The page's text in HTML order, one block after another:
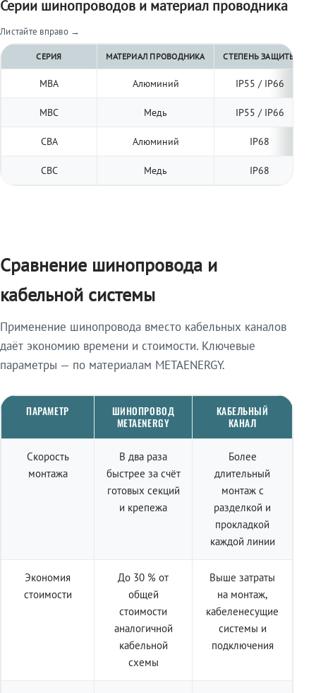
Серии шинопроводов и материал проводника
Листайте вправо →
СЕРИЯ МАТЕРИАЛ ПРОВОДНИКА СТЕПЕНЬ ЗАЩИТЫ
МВА Алюминий IP55 / IP66
МВС Медь IP55 / IP66
СВА Алюминий IP68
СВС Медь IP68
Сравнение шинопровода и
кабельной системы
Применение шинопровода вместо кабельных каналов
даёт экономию времени и стоимости. Ключевые
параметры — по материалам METAENERGY.
ПАРАМЕТР
ШИНОПРОВОД
METAENERGY
КАБЕЛЬНЫЙ
КАНАЛ
Скорость
монтажа
В два раза
быстрее за счёт
готовых секций
и крепежа
Более
длительный
монтаж с
разделкой и
прокладкой
каждой линии
Экономия
стоимости
До 30 % от
общей
стоимости
аналогичной
кабельной
схемы
Выше затраты
на монтаж,
кабеленесущие
системы и
подключения